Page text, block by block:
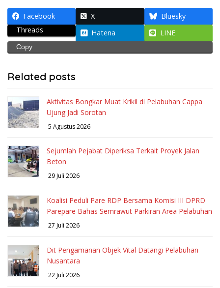
Facebook X
Bluesky
Threads
Hatena LINE
Copy
Related posts
Aktivitas Bongkar Muat Krikil di Pelabuhan Cappa
Ujung Jadi Sorotan
5 Agustus 2026
Sejumlah Pejabat Diperiksa Terkait Proyek Jalan
Beton
29 Juli 2026
Koalisi Peduli Pare RDP Bersama Komisi III DPRD
Parepare Bahas Semrawut Parkiran Area Pelabuhan
27 Juli 2026
Dit Pengamanan Objek Vital Datangi Pelabuhan
Nusantara
22 Juli 2026